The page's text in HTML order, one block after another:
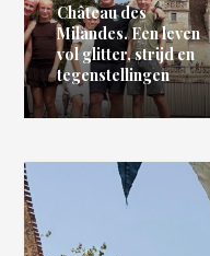
Château des
Milandes. Een leven
vol glitter, strijd en
tegenstellingen